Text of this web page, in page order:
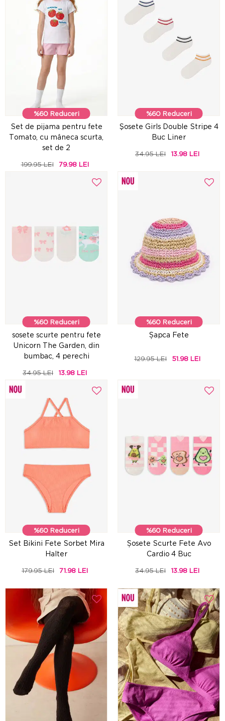
%60 Reduceri
Set de pijama pentru fete
Tomato, cu mâneca scurta,
set de 2
199.95 LEI 79.98 LEI
%60 Reduceri
Şosete Girls Double Stripe 4
Buc Liner
34.95 LEI 13.98 LEI
%60 Reduceri
sosete scurte pentru fete
Unicorn The Garden, din
bumbac, 4 perechi
34.95 LEI 13.98 LEI
%60 Reduceri
Șapca Fete
129.95 LEI 51.98 LEI
%60 Reduceri
Set Bikini Fete Sorbet Mira
Halter
179.95 LEI 71.98 LEI
%60 Reduceri
Șosete Scurte Fete Avo
Cardio 4 Buc
34.95 LEI 13.98 LEI